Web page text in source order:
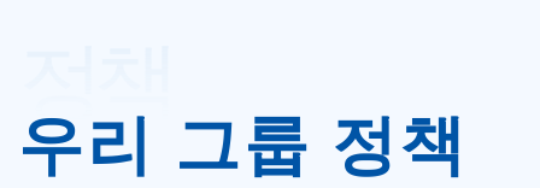
우리 그룹 정책